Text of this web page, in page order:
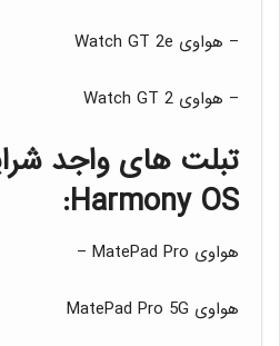
– هواوی Watch GT 2e
– هواوی Watch GT 2
تبلت های واجد
Harmony OS:
هواوی MatePad Pro –
هواوی MatePad Pro 5G